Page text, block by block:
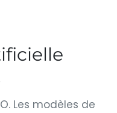
Les modèles de